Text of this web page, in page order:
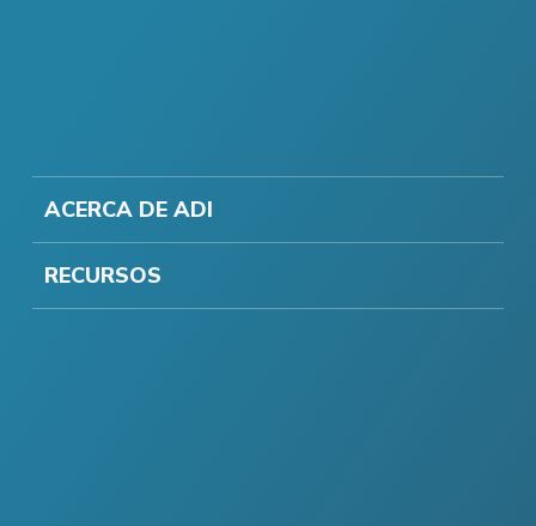
ACERCA DE ADI
RECURSOS